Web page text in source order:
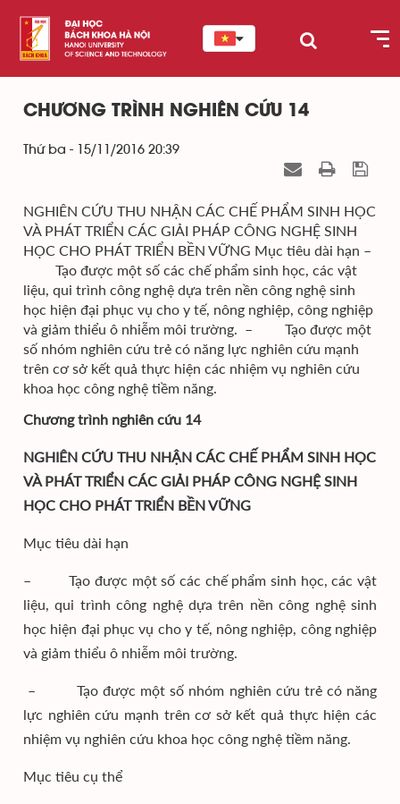
CHƯƠNG TRÌNH NGHIÊN CỨU 14
Thứ ba - 15/11/2016 20:39
NGHIÊN CỨU THU NHẬN CÁC CHẾ PHẨM SINH HỌC
VÀ PHÁT TRIỂN CÁC GIẢI PHÁP CÔNG NGHỆ SINH
HỌC CHO PHÁT TRIỂN BỀN VỮNG Mục tiêu dài hạn –
Tạo được một số các chế phẩm sinh học, các vật
liệu, qui trình công nghệ dựa trên nền công nghệ sinh
học hiện đại phục vụ cho y tế, nông nghiệp, công nghiệp
và giảm thiểu ô nhiễm môi trường. – Tạo được một
số nhóm nghiên cứu trẻ có năng lực nghiên cứu mạnh
trên cơ sở kết quả thực hiện các nhiệm vụ nghiên cứu
khoa học công nghệ tiềm năng.
Chương trình nghiên cứu 14
NGHIÊN CỨU THU NHẬN CÁC CHẾ PHẨM SINH HỌC
VÀ PHÁT TRIỂN CÁC GIẢI PHÁP CÔNG NGHỆ SINH
HỌC CHO PHÁT TRIỂN BỀN VỮNG
Mục tiêu dài hạn
– Tạo được một số các chế phẩm sinh học, các vật
liệu, qui trình công nghệ dựa trên nền công nghệ sinh
học hiện đại phục vụ cho y tế, nông nghiệp, công nghiệp
và giảm thiểu ô nhiễm môi trường.
– Tạo được một số nhóm nghiên cứu trẻ có năng
lực nghiên cứu mạnh trên cơ sở kết quả thực hiện các
nhiệm vụ nghiên cứu khoa học công nghệ tiềm năng.
Mục tiêu cụ thể